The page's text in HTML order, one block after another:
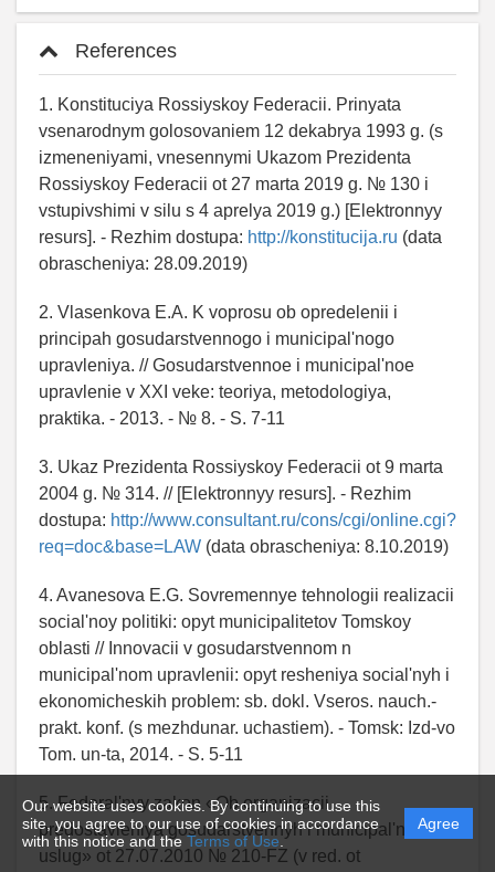
Our website uses cookies. By continuing to use this
site, you agree to our use of cookies in accordance
with this notice and theTerms of Use.
Agree
References
1. Konstituciya Rossiyskoy Federacii. Prinyata
vsenarodnym golosovaniem 12 dekabrya 1993 g. (s
izmeneniyami, vnesennymi Ukazom Prezidenta
Rossiyskoy Federacii ot 27 marta 2019 g. № 130 i
vstupivshimi v silu s 4 aprelya 2019 g.) [Elektronnyy
resurs]. - Rezhim dostupa: http://konstitucija.ru (data
obrascheniya: 28.09.2019)
2. Vlasenkova E.A. K voprosu ob opredelenii i
principah gosudarstvennogo i municipal'nogo
upravleniya. // Gosudarstvennoe i municipal'noe
upravlenie v XXI veke: teoriya, metodologiya,
praktika. - 2013. - № 8. - S. 7-11
3. Ukaz Prezidenta Rossiyskoy Federacii ot 9 marta
2004 g. № 314. // [Elektronnyy resurs]. - Rezhim
dostupa: http://www.consultant.ru/cons/cgi/online.cgi?
req=doc&base=LAW (data obrascheniya: 8.10.2019)
4. Avanesova E.G. Sovremennye tehnologii realizacii
social'noy politiki: opyt municipalitetov Tomskoy
oblasti // Innovacii v gosudarstvennom n
municipal'nom upravlenii: opyt resheniya social'nyh i
ekonomicheskih problem: sb. dokl. Vseros. nauch.-
prakt. konf. (s mezhdunar. uchastiem). - Tomsk: Izd-vo
Tom. un-ta, 2014. - S. 5-11
5. Federal'nyy zakon «Ob organizacii
predostavleniya gosudarstvennyh i municipal'nyh
uslug» ot 27.07.2010 № 210-FZ (v red. ot